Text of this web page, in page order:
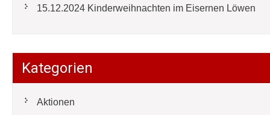
15.12.2024 Kinderweihnachten im Eisernen Löwen
Kategorien
Aktionen